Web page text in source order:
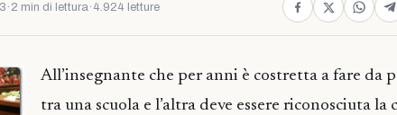
· 2 min di lettura· 4.924 letture
All’insegnante che per anni è costretta a fare da
tra una scuola e l’altra deve essere riconosciuta la